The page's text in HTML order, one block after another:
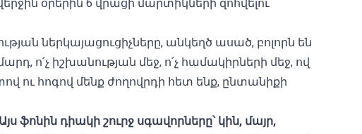
օրերին 6 վրացի մարտիկների զոհվելու
ներկայացուցիչները, անկեղծ ասած, բոլորն են
ո՛չ իշխանության մեջ, ո՛չ համակիրների մեջ, ով
ու հոգով մենք ժողովրդի հետ ենք, ընտանիքի
ֆոնին դիակի շուրջ սգավորները՝ կին, մայր,